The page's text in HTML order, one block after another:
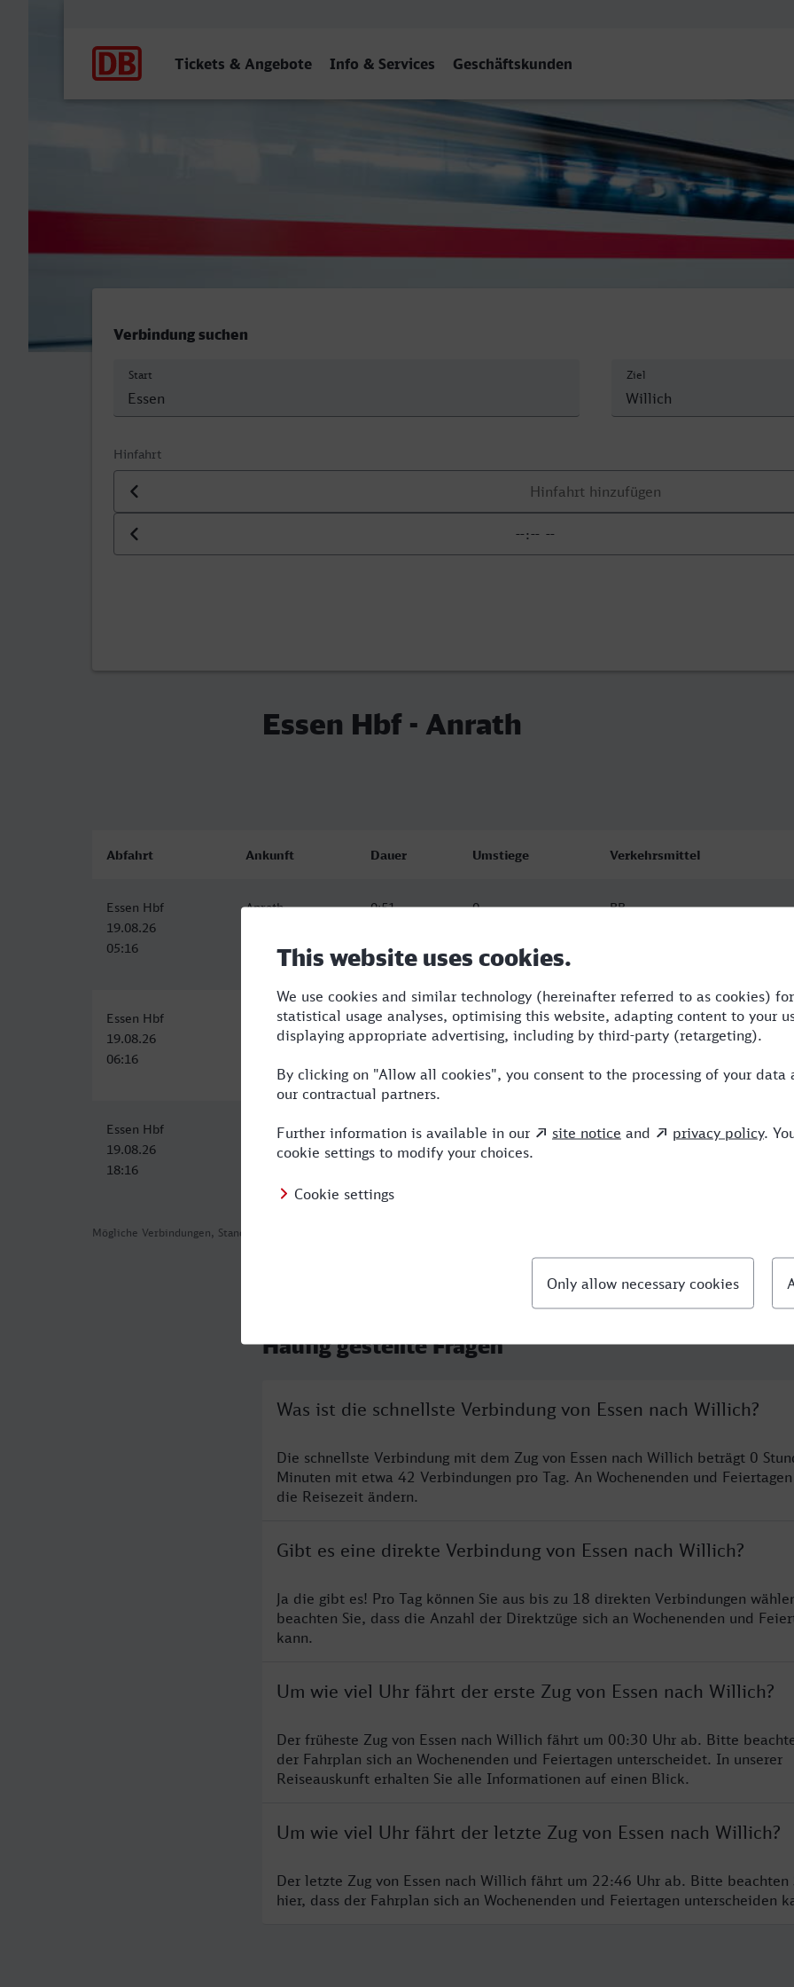
Tickets & Angebote Info & Services Geschäftskunden
Verbindung suchen
Start Ziel
Hinfahrt
Datum der Hinfahrt
Uhrzeit der Hinfahrt
Essen Hbf - Anrath
Mögliche Verbindungen, Stand: 2026-08-05 16:46
Abfahrt Ankunft Dauer Umstiege Verkehrsmittel
Essen Hbf
19.08.26
05:16
Anrath
06:07
0:51 0 RB
Essen Hbf
19.08.26
06:16
Anrath
19.08.26
0:51 0 RB
Essen Hbf
19.08.26
18:16
Anrath
19.08.26
0:51 0 RB
Häufig gestellte Fragen
Was ist die schnellste Verbindung von Essen nach Willich?
Die schnellste Verbindung mit dem Zug von Essen nach Willich beträgt 0
Minuten mit etwa 42 Verbindungen pro Tag. An Wochenenden und
die Reisezeit ändern.
Gibt es eine direkte Verbindung von Essen nach Willich?
Ja die gibt es! Pro Tag können Sie aus bis zu 18 direkten Verbindungen
beachten Sie, dass die Anzahl der Direktzüge sich an Wochenenden und
kann.
Um wie viel Uhr fährt der erste Zug von Essen nach Willich?
Der früheste Zug von Essen nach Willich fährt um 00:30 Uhr ab. Bitte
der Fahrplan sich an Wochenenden und Feiertagen unterscheidet. In unserer
Reiseauskunft erhalten Sie alle Informationen auf einen Blick.
Um wie viel Uhr fährt der letzte Zug von Essen nach Willich?
Der letzte Zug von Essen nach Willich fährt um 22:46 Uhr ab. Bitte beachten
hier, dass der Fahrplan sich an Wochenenden und Feiertagen unterscheiden